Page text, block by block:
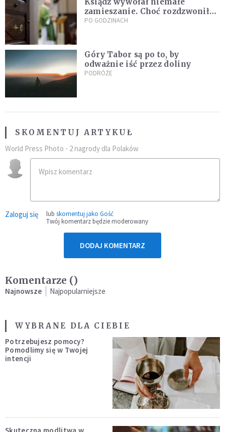
zamieszanie. Choć rozdzwoniły
się telefony z całego kraju,
PO GODZINACH
Góry Tabor są po to, by
odważnie iść przez doliny
PODRÓŻE
SKOMENTUJ ARTYKUŁ
World Press Photo - 2 nagrody dla Polaków
Zaloguj się lub skomentuj jako Gość
Twój komentarz będzie moderowany
DODAJ KOMENTARZ
Komentarze ()
Najnowsze Najpopularniejsze
WYBRANE DLA CIEBIE
Potrzebujesz pomocy?
Pomodlimy się w Twojej
intencji